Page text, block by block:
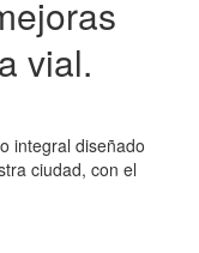
vial.
integral diseñado
ciudad, con el